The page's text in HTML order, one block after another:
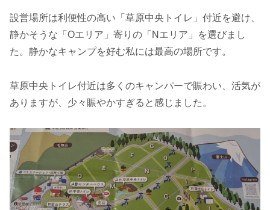
設営場所は利便性の高い「草原中央トイレ」付近を避け、
静かそうな「Oエリア」寄りの「Nエリア」を選びまし
た。静かなキャンプを好む私には最高の場所です。
草原中央トイレ付近は多くのキャンパーで賑わい、活気が
ありますが、少々賑やかすぎると感じました。